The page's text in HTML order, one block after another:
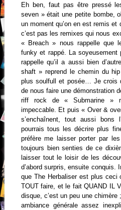
Eh ben, faut pas être pressé
seven » était une petite bombe,
un moment qu’on en est remis et
c’est pas les remixes qui nous
« Breach » nous rappelle que
funky et rappé. La
rappelle qu’il a aussi bien
shaft » reprend le chemin du
plus soulfull et posée… Je crois
de nous faire une démonstration
riff rock de « Submarine »
impeccable. Et puis « Over &
s’enchaînent, tout aussi bons
pourrais tous les décrire plus
préfère me laisser porter par
toujours bien senties de ce
laisser tout le loisir de les
d’abord surpris, ensuite conquis.
que The Herbaliser est plus ceci
TOUT faire, et le fait QUAND IL
disque, c’est un peu une
ambiance générale assez